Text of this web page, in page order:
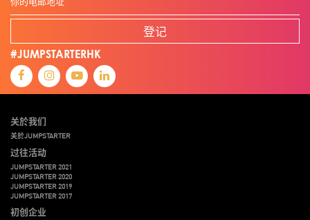
登记
#JUMPSTARTERHK
关於我们
关於JUMPSTARTER
过往活动
JUMPSTARTER 2021
JUMPSTARTER 2020
JUMPSTARTER 2019
JUMPSTARTER 2017
初创企业